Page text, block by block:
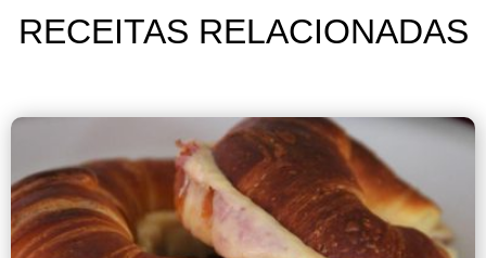
RECEITAS RELACIONADAS